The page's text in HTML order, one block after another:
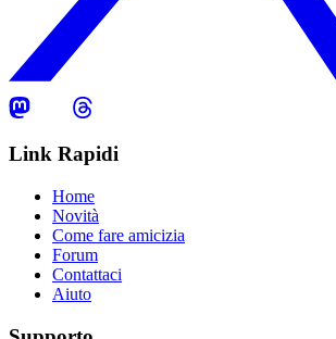
Link Rapidi
Home
Novità
Come fare amicizia
Forum
Contattaci
Aiuto